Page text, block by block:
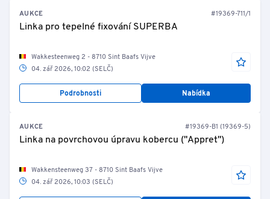
AUKCE #19369-711/1
Linka pro tepelné fixování SUPERBA
Wakkesteenweg 2 - 8710 Sint Baafs Vijve
04. zář 2026, 10:02 (SELČ)
Podrobnosti Nabídka
AUKCE #19369-B1 (19369-5)
Linka na povrchovou úpravu kobercu ("Appret")
Wakkensteenweg 37 - 8710 Sint Baafs Vijve
04. zář 2026, 10:03 (SELČ)